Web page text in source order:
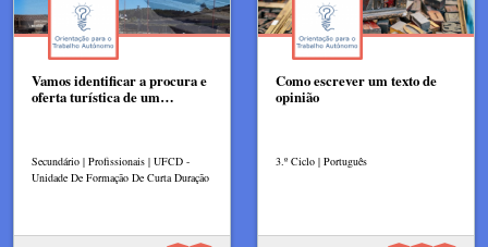
Vamos identificar a procura e
oferta turística de um…
Secundário | Profissionais | UFCD -
Unidade De Formação De Curta Duração
Como escrever um texto de
opinião
3.º Ciclo | Português